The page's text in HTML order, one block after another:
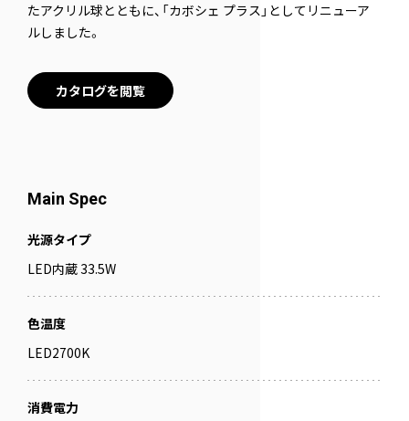
たアクリル球とともに、「カボシェ プラス」としてリニューア
ルしました。
カタログを閲覧
Main Spec
光源タイプ
LED内蔵 33.5W
色温度
LED2700K
消費電力